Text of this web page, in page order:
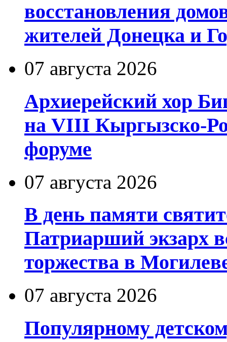
восстановления
жителей Донецка и
07 августа 2026
Архиерейский хор
на VIII Кыргызско-
форуме
07 августа 2026
В день памяти
Патриарший экзарх
торжества в
07 августа 2026
Популярному